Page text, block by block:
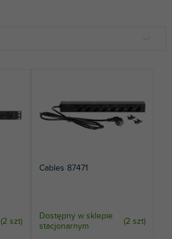
(2 szt)
Cables 87471
Dostępny w sklepie
stacjonarnym
(2 szt)